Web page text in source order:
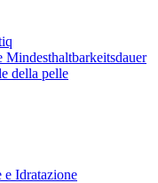
della pelle
Idratazione